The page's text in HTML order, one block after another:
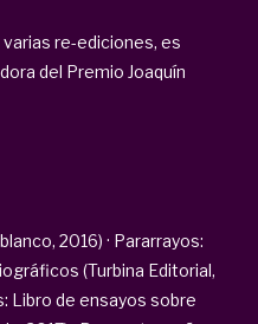
varias re-ediciones, es
del Premio Joaquín
2016) · Pararrayos:
(Turbina Editorial,
Libro de ensayos sobre